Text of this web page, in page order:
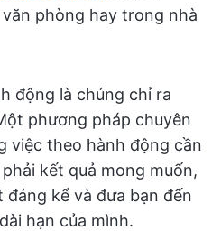
phòng hay trong nhà
động là chúng chỉ ra
phương pháp chuyên
việc theo hành động cần
kết quả mong muốn,
kể và đưa bạn đến
hạn của mình.